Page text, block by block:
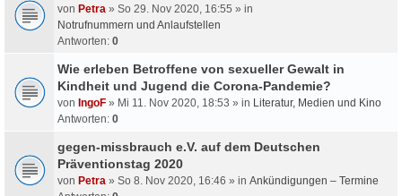
von Petra » So 29. Nov 2020, 16:55 » in
Notrufnummern und Anlaufstellen
Antworten: 0
Wie erleben Betroffene von sexueller Gewalt in
Kindheit und Jugend die Corona-Pandemie?
von IngoF » Mi 11. Nov 2020, 18:53 » in Literatur, Medien und Kino
Antworten: 0
gegen-missbrauch e.V. auf dem Deutschen
Präventionstag 2020
von Petra » So 8. Nov 2020, 16:46 » in Ankündigungen – Termine